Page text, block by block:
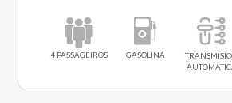
4 PASSAGEIROS GASOLINA